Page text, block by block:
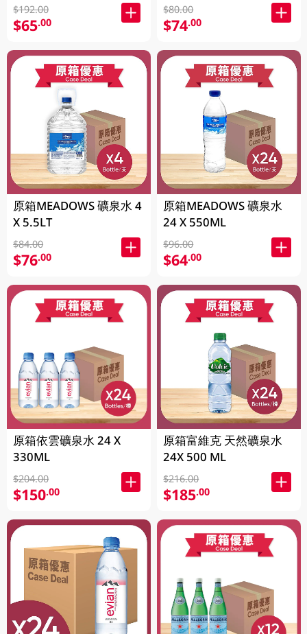
$192.00
$65.00
原箱MEADOWS 礦泉水 4
X 5.5LT
$84.00
$76.00
原箱依雲礦泉水 24 X
330ML
$204.00
$150.00
$80.00
$74.00
原箱MEADOWS 礦泉水
24 X 550ML
$96.00
$64.00
原箱富維克 天然礦泉水
24X 500 ML
$216.00
$185.00